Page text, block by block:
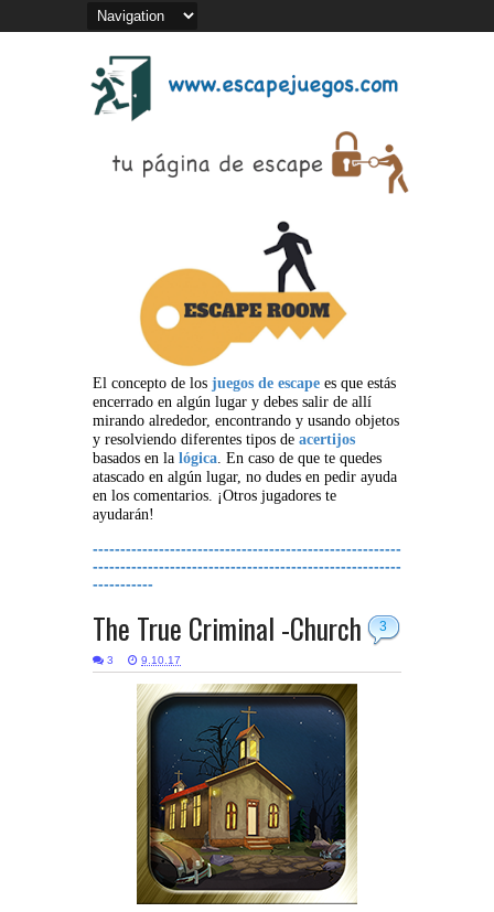
El concepto de los juegos de escape es que estás
encerrado en algún lugar y debes salir de allí
mirando alrededor, encontrando y usando objetos
y resolviendo diferentes tipos de acertijos
basados en la lógica. En caso de que te quedes
atascado en algún lugar, no dudes en pedir ayuda
en los comentarios. ¡Otros jugadores te
ayudarán!
--------------------------------------------------------
--------------------------------------------------------
-----------
3
The True Criminal -Church
3 9.10.17